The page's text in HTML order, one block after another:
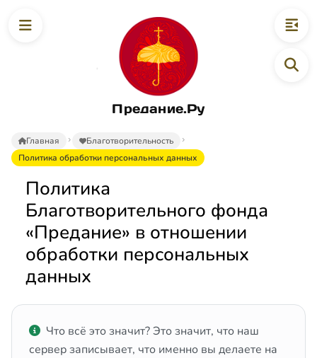
Предание.Ру
Главная
Благотворительность
Политика обработки персональных данных
Политика
Благотворительного фонда
«Предание» в отношении
обработки персональных
данных
Что всё это значит? Это значит, что наш
сервер записывает, что именно вы делаете на